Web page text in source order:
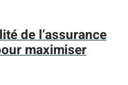
de l’assurance
maximiser